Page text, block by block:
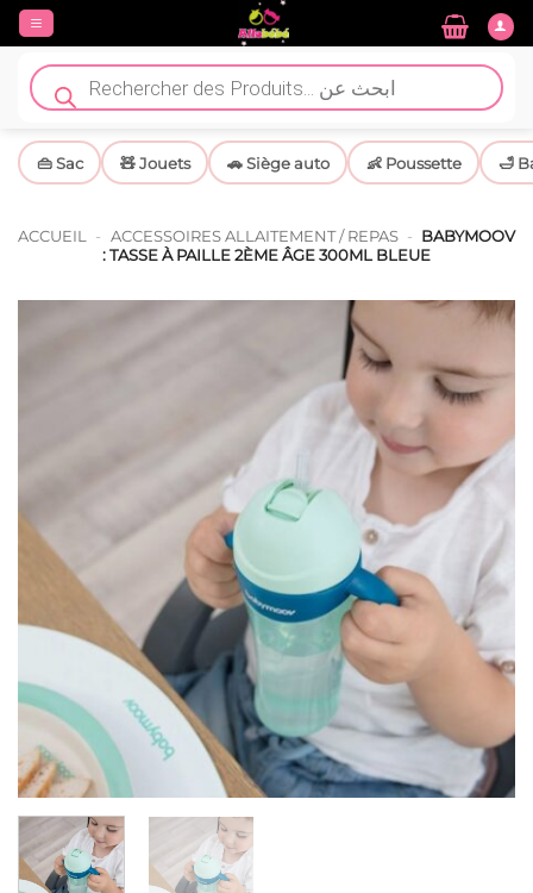
Passer
contenu
Recherche
de
produits
👜 Sac 🧸 Jouets 🚗 Siège auto 👶 Poussette 🛁
ACCUEIL - ACCESSOIRES ALLAITEMENT / REPAS - BABYMOOV
: TASSE À PAILLE 2ÈME ÂGE 300ML BLEUE